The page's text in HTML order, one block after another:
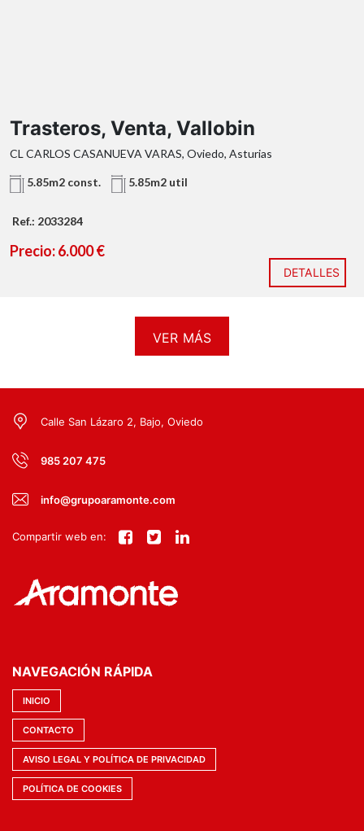
Trasteros, Venta, Vallobin
CL CARLOS CASANUEVA VARAS, Oviedo, Asturias
5.85m2 const. 5.85m2 util
Ref.: 2033284
Precio: 6.000 €
DETALLES
VER MÁS
Calle San Lázaro 2, Bajo, Oviedo
985 207 475
info@grupoaramonte.com
Compartir web en:
NAVEGACIÓN RÁPIDA
INICIO
CONTACTO
AVISO LEGAL Y POLÍTICA DE PRIVACIDAD
POLÍTICA DE COOKIES